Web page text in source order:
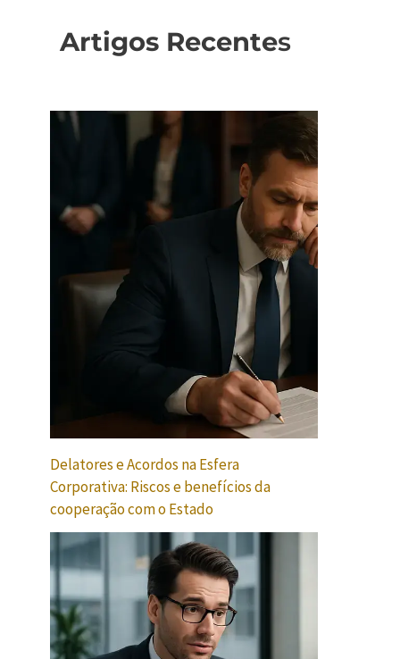
Artigos Recentes
Delatores e Acordos na Esfera
Corporativa: Riscos e benefícios da
cooperação com o Estado